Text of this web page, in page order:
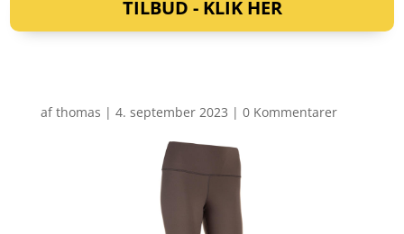
TILBUD - KLIK HER
afthomas | 4. september 2023 | 0 Kommentarer